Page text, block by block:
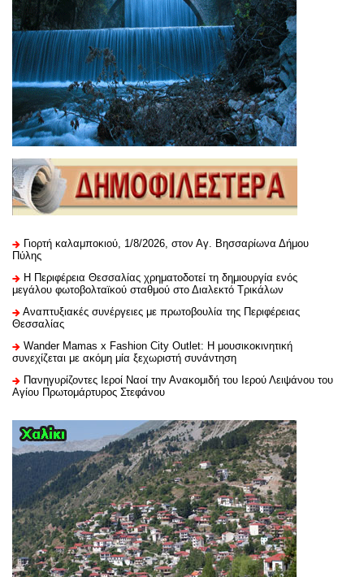
Γιορτή καλαμποκιού, 1/8/2026, στον Αγ. Βησσαρίωνα Δήμου
Πύλης
H Περιφέρεια Θεσσαλίας χρηματοδοτεί τη δημιουργία ενός
μεγάλου φωτοβολταϊκού σταθμού στο Διαλεκτό Τρικάλων
Αναπτυξιακές συνέργειες με πρωτοβουλία της Περιφέρειας
Θεσσαλίας
Wander Mamas x Fashion City Outlet: Η μουσικοκινητική
συνεχίζεται με ακόμη μία ξεχωριστή συνάντηση
Πανηγυρίζοντες Ιεροί Ναοί την Ανακομιδή του Ιερού Λειψάνου του
Αγίου Πρωτομάρτυρος Στεφάνου